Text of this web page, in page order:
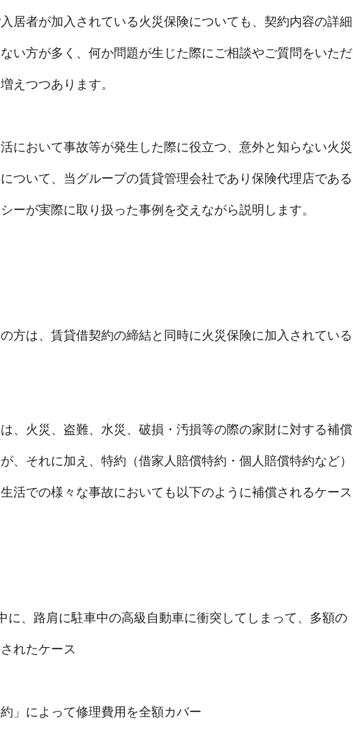
居者が加入されている火災保険についても、契約内容の詳細
い方が多く、何か問題が生じた際にご相談やご質問をいただ
えつつあります。
において事故等が発生した際に役立つ、意外と知らない火災
ついて、当グループの賃貸管理会社であり保険代理店である
ーが実際に取り扱った事例を交えながら説明します。
方は、賃貸借契約の締結と同時に火災保険に加入されている
、火災、盗難、水災、破損・汚損等の際の家財に対する補償
、それに加え、特約（借家人賠償特約・個人賠償特約など）
活での様々な事故においても以下のように補償されるケース
に、路肩に駐車中の高級自動車に衝突してしまって、多額の
れたケース
」によって修理費用を全額カバー